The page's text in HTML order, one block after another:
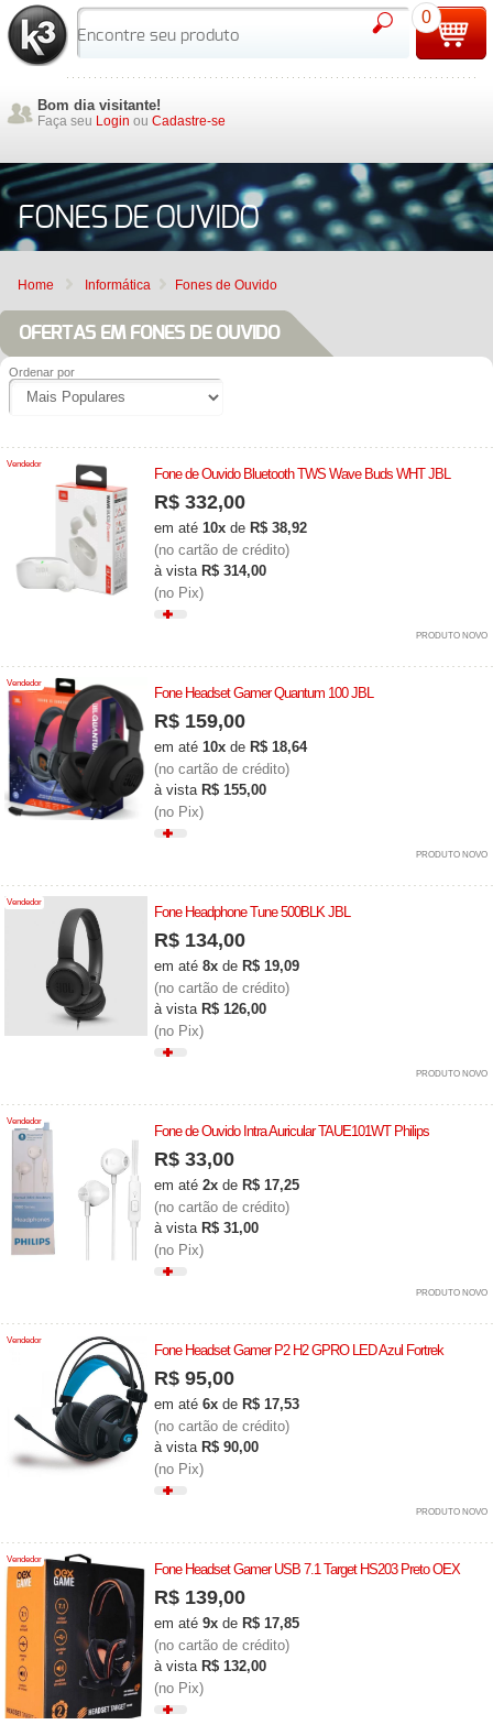
Bom dia visitante!
Faça seu Login ou Cadastre-se
0
FONES DE OUVIDO
Home Informática Fones de Ouvido
OFERTAS EM FONES DE OUVIDO
Ordenar por
Vendedor
Fone de Ouvido Bluetooth TWS Wave Buds WHT JBL
R$ 332,00
em até 10x de R$ 38,92
(no cartão de crédito)
à vista R$ 314,00
(no Pix)
PRODUTO NOVO
Vendedor
Fone Headset Gamer Quantum 100 JBL
R$ 159,00
em até 10x de R$ 18,64
(no cartão de crédito)
à vista R$ 155,00
(no Pix)
PRODUTO NOVO
Vendedor
Fone Headphone Tune 500BLK JBL
R$ 134,00
em até 8x de R$ 19,09
(no cartão de crédito)
à vista R$ 126,00
(no Pix)
PRODUTO NOVO
Vendedor
Fone de Ouvido Intra Auricular TAUE101WT Philips
R$ 33,00
em até 2x de R$ 17,25
(no cartão de crédito)
à vista R$ 31,00
(no Pix)
PRODUTO NOVO
Vendedor
Fone Headset Gamer P2 H2 GPRO LED Azul Fortrek
R$ 95,00
em até 6x de R$ 17,53
(no cartão de crédito)
à vista R$ 90,00
(no Pix)
PRODUTO NOVO
Vendedor
Fone Headset Gamer USB 7.1 Target HS203 Preto OEX
R$ 139,00
em até 9x de R$ 17,85
(no cartão de crédito)
à vista R$ 132,00
(no Pix)